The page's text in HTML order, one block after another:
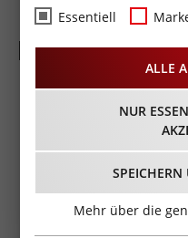
Bar
Essentiell
ALLE
NUR
SPEICHERN
Mehr über die